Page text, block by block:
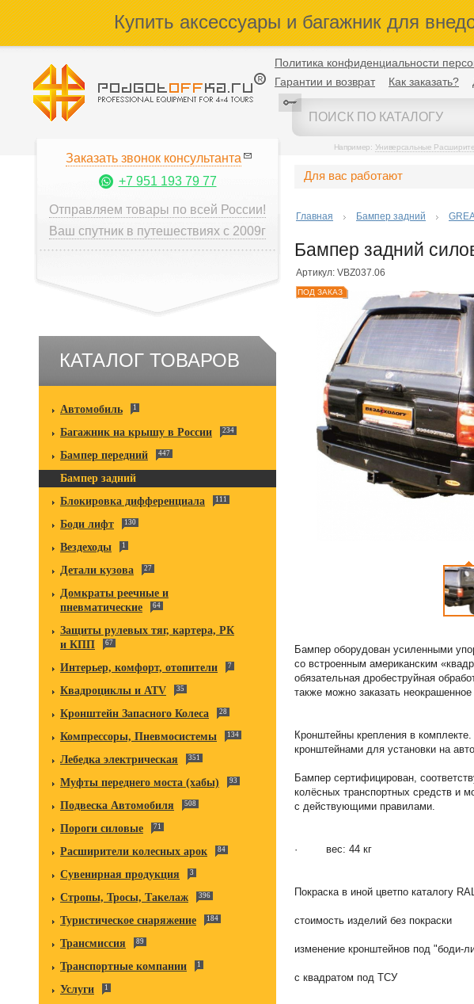
Купить аксессуары и багажник для
Политика конфиденциальности
Гарантии и возврат
Как заказать?
Например: Универсальные
Заказать звонок консультанта
+7 951 193 79 77
Отправляем товары по всей России!
Ваш спутник в путешествиях с 2009г
КАТАЛОГ ТОВАРОВ
Автомобиль 1
Багажник на крышу в России 234
Бампер передний 447
Бампер задний
Блокировка дифференциала
111
Боди лифт 130
Вездеходы 1
Детали кузова 27
Домкраты реечные и
пневматические
64
Защиты рулевых тяг, картера, РК
и КПП
67
Интерьер, комфорт, отопители 7
Квадроциклы и ATV 35
Кронштейн Запасного Колеса 28
Компрессоры, Пневмосистемы 134
Лебедка электрическая 351
Муфты переднего моста (хабы) 93
Подвеска Автомобиля 508
Пороги силовые 71
Расширители колесных арок 84
Сувенирная продукция 3
Стропы, Тросы, Такелаж 396
Туристическое снаряжение 184
Трансмиссия 89
Транспортные компании 1
Услуги 1
Для вас работают
Главная Бампер задний
Бампер задний
Артикул: VBZ037.06
ПОД ЗАКАЗ
Бампер оборудован усиленными
со встроенным американским
обязательная дробеструйная
также можно заказать неокрашенное
Кронштейны крепления в
кронштейнами для установки на
Бампер сертифицирован,
колёсных транспортных средств и
с действующими правилами.
· вес: 44 кг
Покраска в иной цветпо
стоимость изделий без
изменение кронштейнов под
с квадратом под